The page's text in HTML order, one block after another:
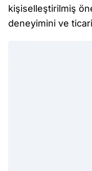
kişiselleştirilmiş
deneyimini ve